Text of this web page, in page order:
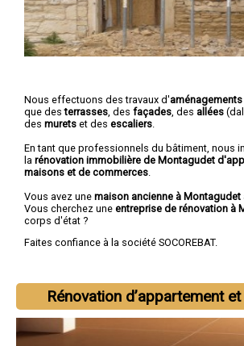
Nous effectuons des travaux d'
que desterrasses , des façades , des allées
des murets et des escaliers
En tant que professionnels du bâtiment, nous
la rénovation immobilière de Montagudet
maisons et de commerces
Vous avez une maison ancienne à Montagudet
Vous cherchez une entreprise de rénovation à
corps d'état ?
Faites confiance à la société SOCOREBAT.
Rénovation d’appartement